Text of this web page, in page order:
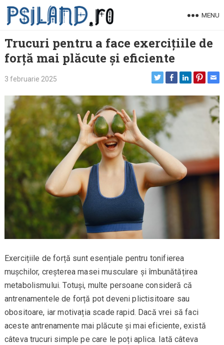
Skip
MENU
Trucuri pentru a face exercițiile de
forță mai plăcute și eficiente
3 februarie 2025
Exercițiile de forță sunt esențiale pentru tonifierea
mușchilor, creșterea masei musculare și îmbunătățirea
metabolismului. Totuși, multe persoane consideră că
antrenamentele de forță pot deveni plictisitoare sau
obositoare, iar motivația scade rapid. Dacă vrei să faci
aceste antrenamente mai plăcute și mai eficiente, există
câteva trucuri simple pe care le poți aplica. Iată câteva